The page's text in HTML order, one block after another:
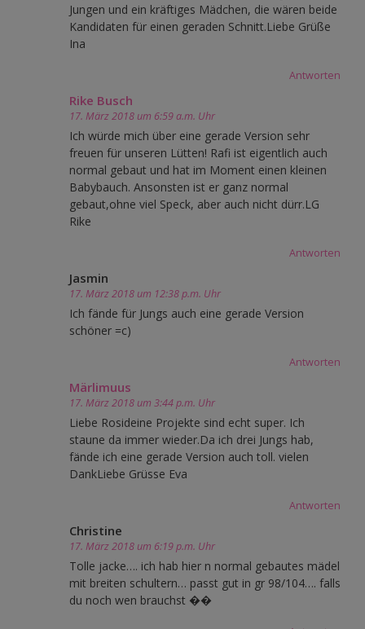
Jungen und ein kräftiges Mädchen, die wären beide
Kandidaten für einen geraden Schnitt.Liebe Grüße
Ina
Antworten
Rike Busch
17. März 2018 um 6:59 a.m. Uhr
Ich würde mich über eine gerade Version sehr
freuen für unseren Lütten! Rafi ist eigentlich auch
normal gebaut und hat im Moment einen kleinen
Babybauch. Ansonsten ist er ganz normal
gebaut,ohne viel Speck, aber auch nicht dürr.LG
Rike
Antworten
Jasmin
17. März 2018 um 12:38 p.m. Uhr
Ich fände für Jungs auch eine gerade Version
schöner =c)
Antworten
Märlimuus
17. März 2018 um 3:44 p.m. Uhr
Liebe Rosideine Projekte sind echt super. Ich
staune da immer wieder.Da ich drei Jungs hab,
fände ich eine gerade Version auch toll. vielen
DankLiebe Grüsse Eva
Antworten
Christine
17. März 2018 um 6:19 p.m. Uhr
Tolle jacke…. ich hab hier n normal gebautes mädel
mit breiten schultern… passt gut in gr 98/104…. falls
du noch wen brauchst ��